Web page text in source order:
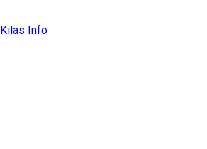
Kilas Info